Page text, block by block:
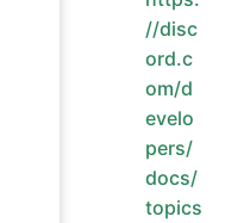
//disc
ord.c
om/d
evelo
pers/
docs/
topics